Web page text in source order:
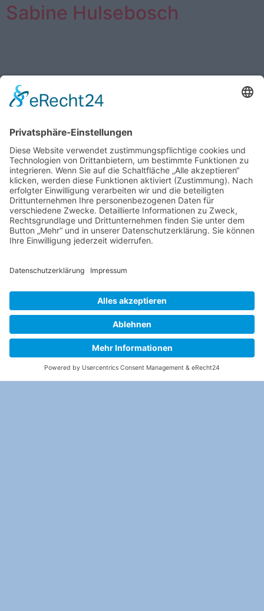
Sabine Hulsebosch
Sabine Hulsebosch Jahrgang 1969 hat schon seit ihrer
Kindheit einen besonderen Draht zu Hunden.
Nicolle Müller